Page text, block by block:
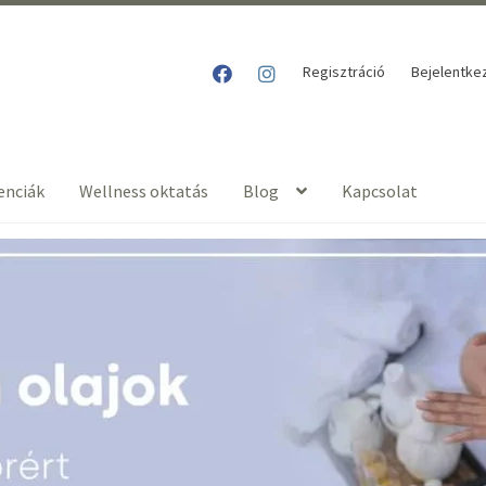
Regisztráció
Wellness oktatás Blog Kapcsolat